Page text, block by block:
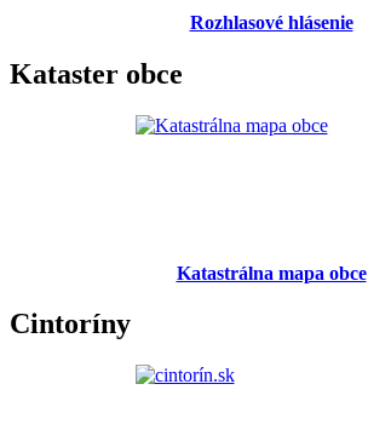
Rozhlasové hlásenie
Kataster obce
Katastrálna mapa obce
Cintoríny